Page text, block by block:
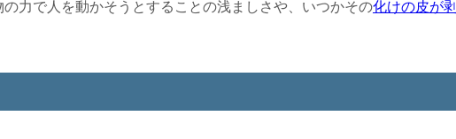
力で人を動かそうとすることの浅ましさや、いつかその化けの皮が剥